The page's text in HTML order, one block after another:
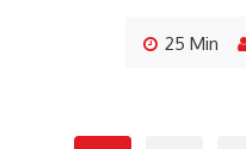
25 Min